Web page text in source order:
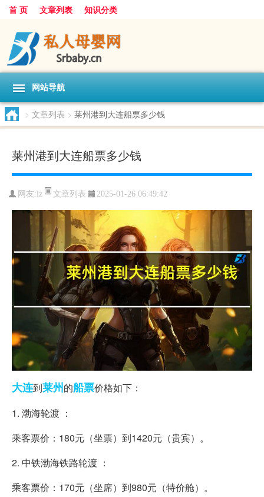
首 页 文章列表 知识分类
网站导航
> 文章列表 > 莱州港到大连船票多少钱
莱州港到大连船票多少钱
网友: lz 文章列表 2025-01-26 06:49:42
大连到莱州的船票价格如下：
1. 渤海轮渡 ：
乘客票价：180元（坐票）到1420元（贵宾）。
2. 中铁渤海铁路轮渡 ：
乘客票价：170元（坐席）到980元（特价舱）。